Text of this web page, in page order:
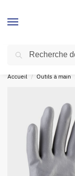
Accueil / Outils à main